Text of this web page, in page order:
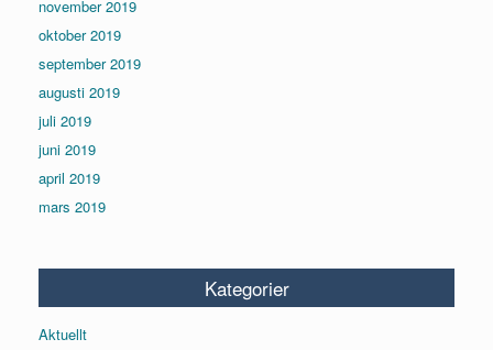
november 2019
oktober 2019
september 2019
augusti 2019
juli 2019
juni 2019
april 2019
mars 2019
Kategorier
Aktuellt